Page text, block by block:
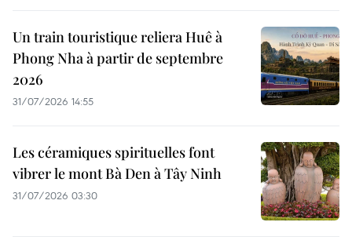
Un train touristique reliera Huê à
Phong Nha à partir de septembre
2026
31/07/2026 14:55
Les céramiques spirituelles font
vibrer le mont Bà Den à Tây Ninh
31/07/2026 03:30